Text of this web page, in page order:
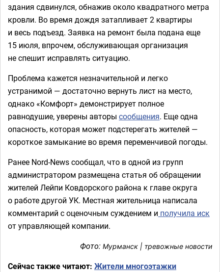
здания сдвинулся, обнажив около квадратного метра
кровли. Во время дождя затапливает 2 квартиры
и весь подъезд. Заявка на ремонт была подана еще
15 июля, впрочем, обслуживающая организация
не спешит исправлять ситуацию.
Проблема кажется незначительной и легко
устранимой — достаточно вернуть лист на место,
однако «Комфорт» демонстрирует полное
равнодушие, уверены авторы сообщения. Еще одна
опасность, которая может подстерегать жителей —
короткое замыкание во время переменчивой погоды.
Ранее Nord-News сообщал, что в одной из групп
администратором размещена статья об обращении
жителей Лейпи Ковдорского района к главе округа
о работе другой УК. Местная жительница написала
комментарий с оценочным суждением и получила иск
от управляющей компании.
Фото: Мурманск | тревожные новости
Сейчас также читают: Жители многоэтажки